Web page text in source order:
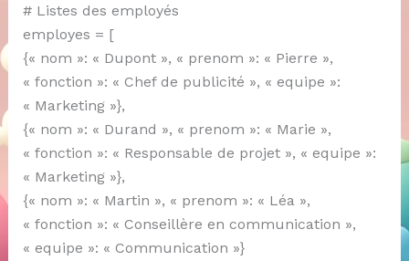
# Listes des employés
employes = [
{« nom »: « Dupont », « prenom »: « Pierre »,
« fonction »: « Chef de publicité », « equipe »:
« Marketing »},
{« nom »: « Durand », « prenom »: « Marie »,
« fonction »: « Responsable de projet », « equipe »:
« Marketing »},
{« nom »: « Martin », « prenom »: « Léa »,
« fonction »: « Conseillère en communication »,
« equipe »: « Communication »}